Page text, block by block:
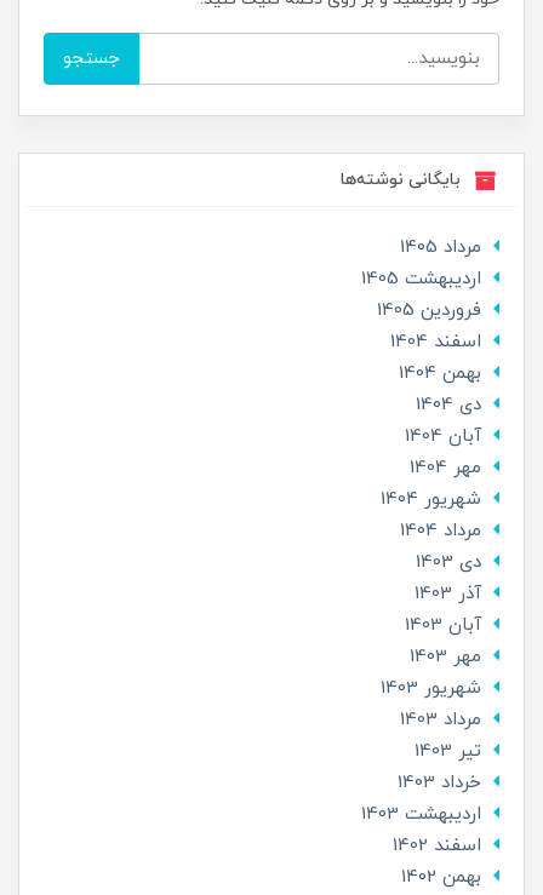
جستجو
بایگانی نوشته‌ها
مرداد 1405
ارديبهشت 1405
فروردین 1405
اسفند 1404
بهمن 1404
دی 1404
آبان 1404
مهر 1404
شهریور 1404
مرداد 1404
دی 1403
آذر 1403
آبان 1403
مهر 1403
شهریور 1403
مرداد 1403
تير 1403
خرداد 1403
ارديبهشت 1403
اسفند 1402
بهمن 1402